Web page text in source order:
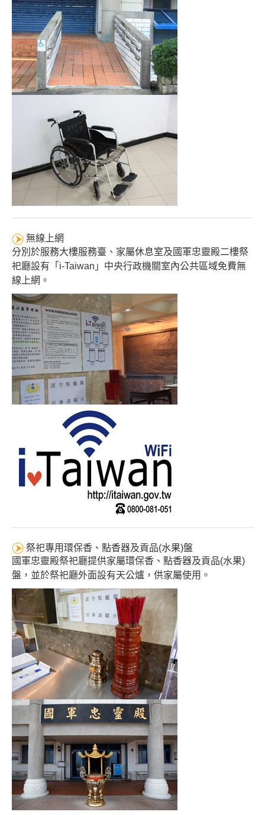
無線上網
分別於服務大樓服務臺、家屬休息室及國軍忠靈殿二樓祭
祀廳設有「i-Taiwan」中央行政機關室內公共區域免費無
線上網。
祭祀專用環保香、點香器及貢品(水果)盤
國軍忠靈殿祭祀廳提供家屬環保香、點香器及貢品(水果)
盤，並於祭祀廳外面設有天公爐，供家屬使用。